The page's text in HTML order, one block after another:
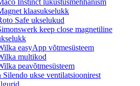
Instinct lukustusmehhanism
klaasukselukk
Safe ukselukud
keep close magnetiline
easyApp võtmesüsteem
multikod
peavõtmesüsteem
Silendo ukse ventilatsioonirest